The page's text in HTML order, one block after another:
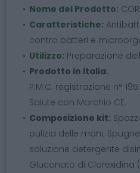
Nome del Prodotto:
Caratteristiche:
contro batteri e
Utilizzo: Preparazione
Prodotto in Italia.
P.M.C. registrazione n°
Salute con Marchio CE.
Composizione kit:
pulizia delle mani;
soluzione detergente
Gluconato di Clorexidina